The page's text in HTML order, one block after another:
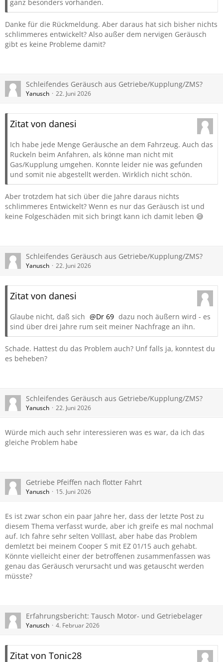
ganz besonders vorhanden.
Danke für die Rückmeldung. Aber daraus hat sich bisher nichts
schlimmeres entwickelt? Also außer dem nervigen Geräusch
gibt es keine Probleme damit?
Schleifendes Geräusch aus Getriebe/Kupplung/ZMS?
Yanusch 22. Juni 2026
Zitat von danesi
Ich habe jede Menge Geräusche an dem Fahrzeug. Auch das
Ruckeln beim Anfahren, als könne man nicht mit
Gas/Kupplung umgehen. Konnte leider nie was gefunden
und somit nie abgestellt werden. Wirklich nicht schön.
Aber trotzdem hat sich über die Jahre daraus nichts
schlimmeres Entwickelt? Wenn es nur das Geräusch ist und
keine Folgeschäden mit sich bringt kann ich damit leben 😅
Schleifendes Geräusch aus Getriebe/Kupplung/ZMS?
Yanusch 22. Juni 2026
Zitat von danesi
Glaube nicht, daß sich Dr 69 dazu noch äußern wird - es
sind über drei Jahre rum seit meiner Nachfrage an ihn.
Schade. Hattest du das Problem auch? Unf falls ja, konntest du
es beheben?
Schleifendes Geräusch aus Getriebe/Kupplung/ZMS?
Yanusch 22. Juni 2026
Würde mich auch sehr interessieren was es war, da ich das
gleiche Problem habe
Getriebe Pfeiffen nach flotter Fahrt
Yanusch 15. Juni 2026
Es ist zwar schon ein paar Jahre her, dass der letzte Post zu
diesem Thema verfasst wurde, aber ich greife es mal nochmal
auf. Ich fahre sehr selten Volllast, aber habe das Problem
demletzt bei meinem Cooper S mit EZ 01/15 auch gehabt.
Könnte vielleicht einer der betroffenen zusammenfassen was
genau das Geräusch verursacht und was getauscht werden
müsste?
Erfahrungsbericht: Tausch Motor- und Getriebelager
Yanusch 4. Februar 2026
Zitat von Tonic28